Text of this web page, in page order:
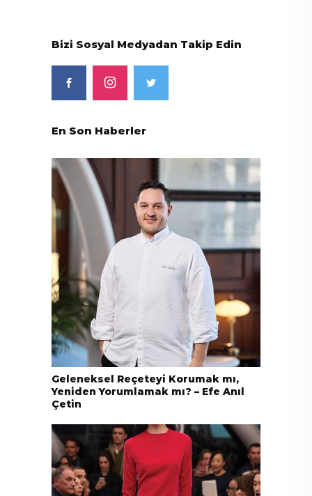
Bizi Sosyal Medyadan Takip Edin
En Son Haberler
Geleneksel Reçeteyi Korumak mı,
Yeniden Yorumlamak mı? – Efe Anıl
Çetin